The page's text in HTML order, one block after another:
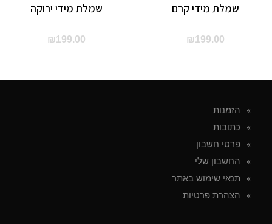
שמלת מידי ירוקה
₪199.00
שמלת מידי קרם
₪199.00
הזמנות
כתובות
פרטי חשבון
החשבון שלי
תנאי שימוש באתר
הצהרת פרטיות